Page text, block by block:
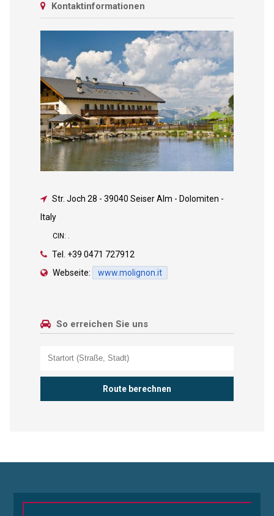
Kontaktinformationen
Str. Joch 28 - 39040 Seiser Alm - Dolomiten -
Italy
CIN: .
Tel. +39 0471 727912
Webseite:
www.molignon.it
So erreichen Sie uns